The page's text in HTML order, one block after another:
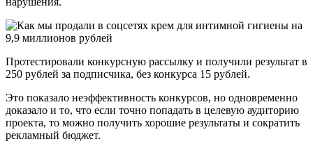
Протестировали конкурсную рассылку и получили результат в
250 рублей за подписчика, без конкурса 15 рублей.
Это показало неэффективность конкурсов, но одновременно
доказало и то, что если точно попадать в целевую аудиторию
проекта, то можно получить хорошие результаты и сократить
рекламный бюджет.